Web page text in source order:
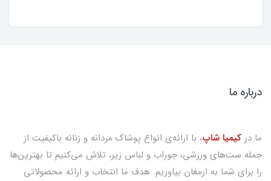
درباره ما
ما در کیمیا شاپ، با ارائه‌ی انواع پوشاک مردانه و زنانه باکیفیت از
جمله ست‌های ورزشی، جوراب و لباس زیر، تلاش می‌کنیم تا بهترین‌ها
را برای شما به ارمغان بیاوریم. هدف ما انتخاب و ارائه محصولاتی